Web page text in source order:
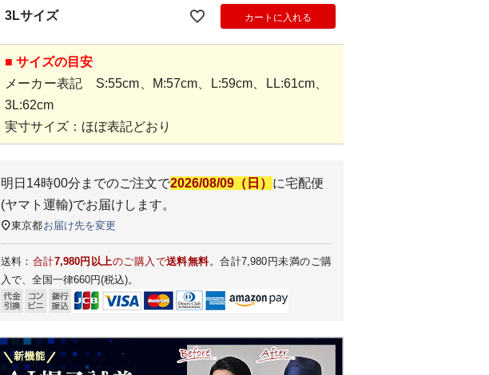
3Lサイズ カートに入れる
■ サイズの目安
メーカー表記 S:55cm、M:57cm、L:59cm、LL:61cm、
3L:62cm
実寸サイズ：ほぼ表記どおり
明日 14時00分 までのご注文で2026/08/09（日） に宅配便
(ヤマト運輸)でお届けします。
東京都お届け先を変更
送料： 合計7,980円以上のご購入で送料無料。合計7,980円未満のご購
入で、全国一律660円(税込)。